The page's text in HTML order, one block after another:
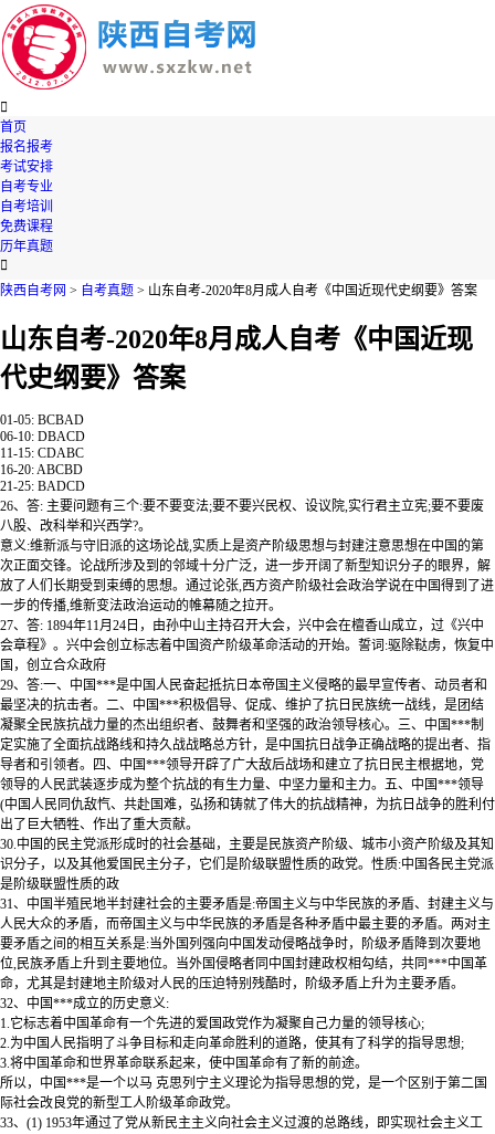

首页
报名报考
考试安排
自考专业
自考培训
免费课程
历年真题

陕西自考网 > 自考真题 > 山东自考-2020年8月成人自考《中国近现代史纲要》答案
山东自考-2020年8月成人自考《中国近现
代史纲要》答案
01-05: BCBAD
06-10: DBACD
11-15: CDABC
16-20: ABCBD
21-25: BADCD
26、答: 主要问题有三个:要不要变法;要不要兴民权、设议院,实行君主立宪;要不要废
八股、改科举和兴西学?。
意义:维新派与守旧派的这场论战,实质上是资产阶级思想与封建注意思想在中国的第
次正面交锋。论战所涉及到的邻域十分广泛，进一步开阔了新型知识分子的眼界，解
放了人们长期受到束缚的思想。通过论张,西方资产阶级社会政治学说在中国得到了进
一步的传播,维新变法政治运动的帷幕随之拉开。
27、答: 1894年11月24日，由孙中山主持召开大会，兴中会在檀香山成立，过《兴中
会章程》。兴中会创立标志着中国资产阶级革命活动的开始。誓词:驱除鞑虏，恢复中
国，创立合众政府
29、答:一、中国***是中国人民奋起抵抗日本帝国主义侵略的最早宣传者、动员者和
最坚决的抗击者。二、中国***积极倡导、促成、维护了抗日民族统一战线，是团结
凝聚全民族抗战力量的杰出组织者、鼓舞者和坚强的政治领导核心。三、中国***制
定实施了全面抗战路线和持久战战略总方针，是中国抗日战争正确战略的提出者、指
导者和引领者。四、中国***领导开辟了广大敌后战场和建立了抗日民主根据地，党
领导的人民武装逐步成为整个抗战的有生力量、中坚力量和主力。五、中国***领导
(中国人民同仇敌忾、共赴国难，弘扬和铸就了伟大的抗战精神，为抗日战争的胜利付
出了巨大牺牲、作出了重大贡献。
30.中国的民主党派形成时的社会基础，主要是民族资产阶级、城市小资产阶级及其知
识分子，以及其他爱国民主分子，它们是阶级联盟性质的政党。性质:中国各民主党派
是阶级联盟性质的政
31、中国半殖民地半封建社会的主要矛盾是:帝国主义与中华民族的矛盾、封建主义与
人民大众的矛盾，而帝国主义与中华民族的矛盾是各种矛盾中最主要的矛盾。两对主
要矛盾之间的相互关系是:当外国列强向中国发动侵略战争时，阶级矛盾降到次要地
位,民族矛盾上升到主要地位。当外国侵略者同中国封建政权相勾结，共同***中国革
命，尤其是封建地主阶级对人民的压迫特别残酷时，阶级矛盾上升为主要矛盾。
32、中国***成立的历史意义:
1.它标志着中国革命有一个先进的爱国政党作为凝聚自己力量的领导核心;
2.为中国人民指明了斗争目标和走向革命胜利的道路，使其有了科学的指导思想;
3.将中国革命和世界革命联系起来，使中国革命有了新的前途。
所以，中国***是一个以马 克思列宁主义理论为指导思想的党，是一个区别于第二国
际社会改良党的新型工人阶级革命政党。
33、(1) 1953年通过了党从新民主主义向社会主义过渡的总路线，即实现社会主义工